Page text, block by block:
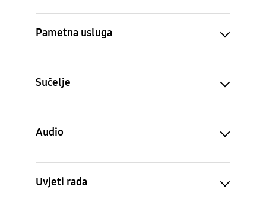
Pametna usluga
Sučelje
Audio
Uvjeti rada